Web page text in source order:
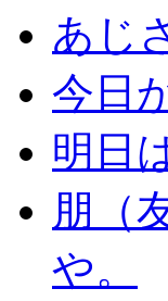
あじ
今日
明日
朋（
や。